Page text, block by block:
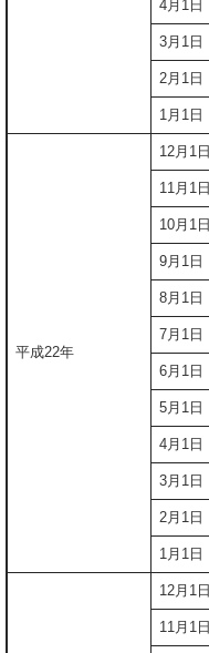
4月1日
3月1日
2月1日
1月1日
平成22年
12月1日
11月1日
10月1日
9月1日
8月1日
7月1日
6月1日
5月1日
4月1日
3月1日
2月1日
1月1日
12月1日
11月1日